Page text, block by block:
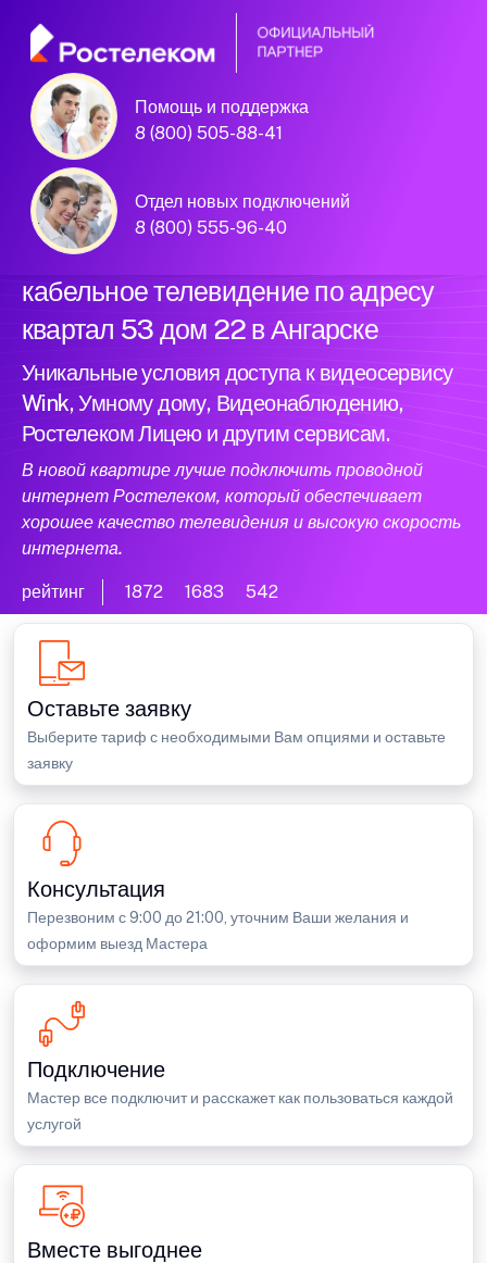
Помощь и поддержка
8 (800) 505-88-41
Отдел новых подключений
8 (800) 555-96-40
Официальный
партнер Ростелеком
Подключили новый интернет и
кабельное телевидение по адресу
квартал 53 дом 22 в Ангарске
Уникальные условия доступа к видеосервису
Wink, Умному дому, Видеонаблюдению,
Ростелеком Лицею и другим сервисам.
В новой квартире лучше подключить проводной
интернет Ростелеком, который обеспечивает
хорошее качество телевидения и высокую скорость
интернета.
рейтинг 1872 1683 542
Оставьте заявку
Выберите тариф с необходимыми Вам опциями и оставьте
заявку
Консультация
Перезвоним с 9:00 до 21:00, уточним Ваши желания и
оформим выезд Мастера
Подключение
Мастер все подключит и расскажет как пользоваться каждой
услугой
Вместе выгоднее